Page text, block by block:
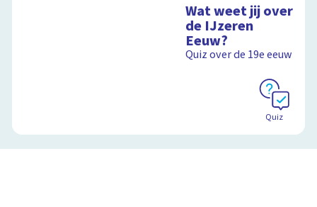
Wat weet jij over
de IJzeren
Eeuw?
Quiz over de 19e eeuw
Quiz